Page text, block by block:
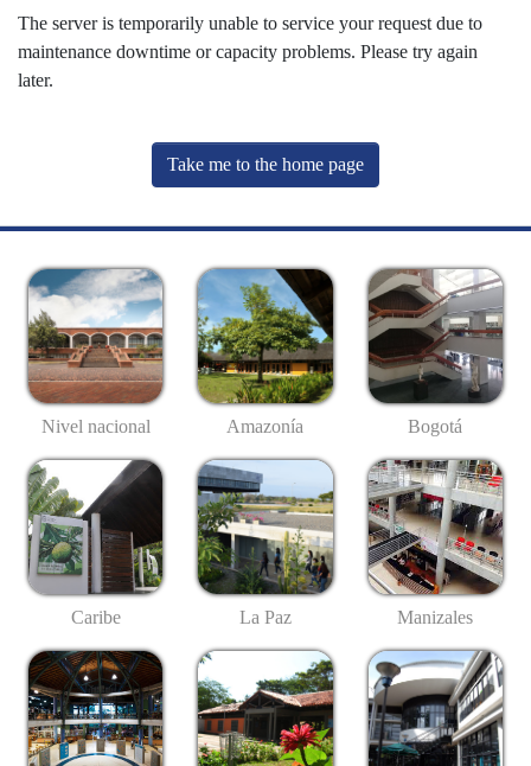
The server is temporarily unable to service your request due to
maintenance downtime or capacity problems. Please try again
later.
Take me to the home page
Nivel nacional Amazonía Bogotá
Caribe La Paz Manizales